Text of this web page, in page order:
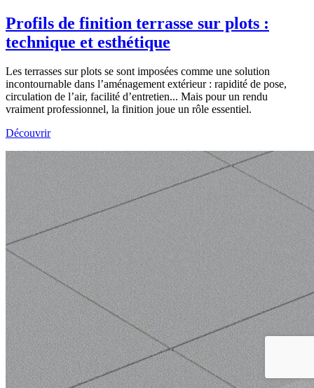
Profils de finition terrasse sur plots :
technique et esthétique
Les terrasses sur plots se sont imposées comme une solution
incontournable dans l’aménagement extérieur : rapidité de pose,
circulation de l’air, facilité d’entretien... Mais pour un rendu
vraiment professionnel, la finition joue un rôle essentiel.
Découvrir